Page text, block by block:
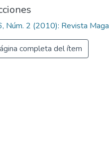
Núm. 2 (2010): Revista Maga
completa del ítem